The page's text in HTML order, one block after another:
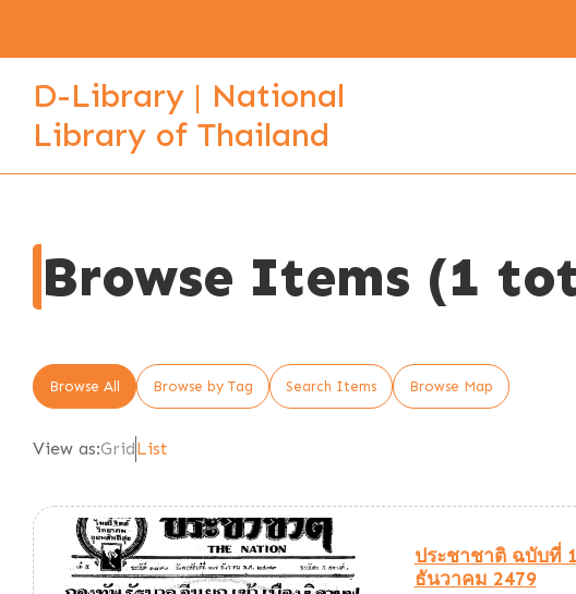
D-Library | National
Library of Thailand
Browse Items (1
Browse All Browse by Tag Search Items Browse Map
View as:GridList
ประชาชาติ ฉบับที่
ธันวาคม 2479